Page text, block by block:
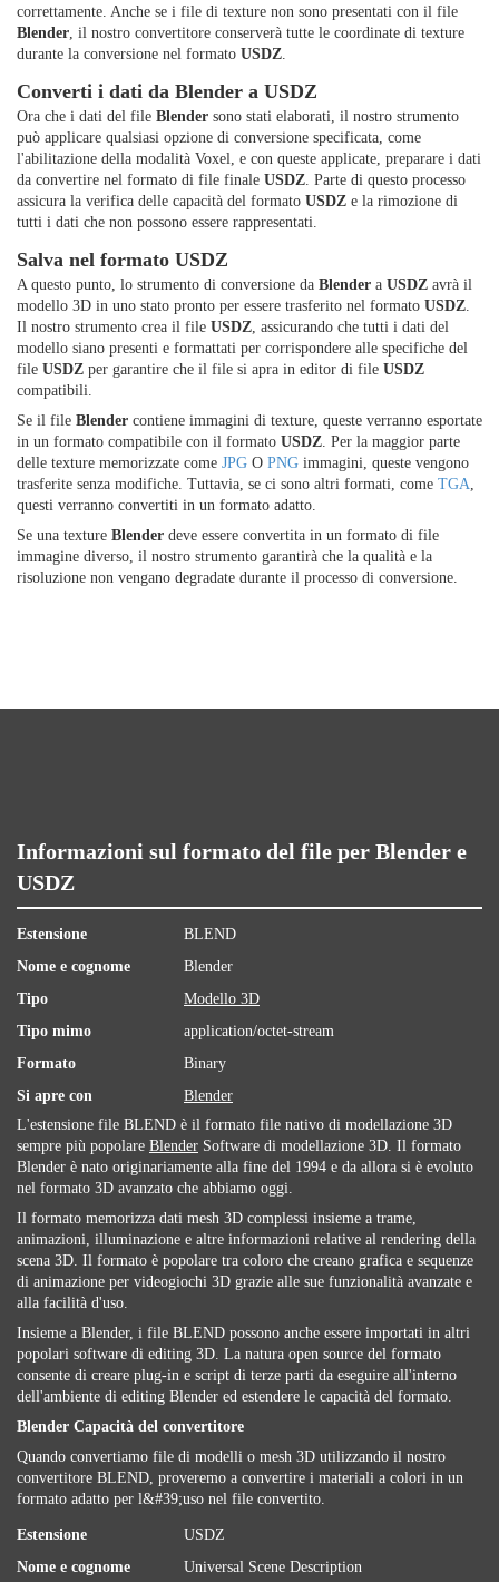
correttamente. Anche se i file di texture non sono presentati con il file
Blender, il nostro convertitore conserverà tutte le coordinate di texture
durante la conversione nel formato USDZ.
Converti i dati da Blender a USDZ
Ora che i dati del file Blender sono stati elaborati, il nostro strumento
può applicare qualsiasi opzione di conversione specificata, come
l'abilitazione della modalità Voxel, e con queste applicate, preparare i dati
da convertire nel formato di file finale USDZ. Parte di questo processo
assicura la verifica delle capacità del formato USDZ e la rimozione di
tutti i dati che non possono essere rappresentati.
Salva nel formato USDZ
A questo punto, lo strumento di conversione da Blender a USDZ avrà il
modello 3D in uno stato pronto per essere trasferito nel formato USDZ.
Il nostro strumento crea il file USDZ, assicurando che tutti i dati del
modello siano presenti e formattati per corrispondere alle specifiche del
file USDZ per garantire che il file si apra in editor di file USDZ
compatibili.
Se il file Blender contiene immagini di texture, queste verranno esportate
in un formato compatibile con il formato USDZ. Per la maggior parte
delle texture memorizzate come JPG O PNG immagini, queste vengono
trasferite senza modifiche. Tuttavia, se ci sono altri formati, come TGA,
questi verranno convertiti in un formato adatto.
Se una texture Blender deve essere convertita in un formato di file
immagine diverso, il nostro strumento garantirà che la qualità e la
risoluzione non vengano degradate durante il processo di conversione.
Informazioni sul formato del file per Blender e
USDZ
Estensione
BLEND
Nome e cognome
Blender
Tipo
Modello 3D
Tipo mimo
application/octet-stream
Formato
Binary
Si apre con
Blender
L'estensione file BLEND è il formato file nativo di modellazione 3D
sempre più popolare Blender Software di modellazione 3D. Il formato
Blender è nato originariamente alla fine del 1994 e da allora si è evoluto
nel formato 3D avanzato che abbiamo oggi.
Il formato memorizza dati mesh 3D complessi insieme a trame,
animazioni, illuminazione e altre informazioni relative al rendering della
scena 3D. Il formato è popolare tra coloro che creano grafica e sequenze
di animazione per videogiochi 3D grazie alle sue funzionalità avanzate e
alla facilità d'uso.
Insieme a Blender, i file BLEND possono anche essere importati in altri
popolari software di editing 3D. La natura open source del formato
consente di creare plug-in e script di terze parti da eseguire all'interno
dell'ambiente di editing Blender ed estendere le capacità del formato.
Blender Capacità del convertitore
Quando convertiamo file di modelli o mesh 3D utilizzando il nostro
convertitore BLEND, proveremo a convertire i materiali a colori in un
formato adatto per l&#39;uso nel file convertito.
Estensione
USDZ
Nome e cognome
Universal Scene Description